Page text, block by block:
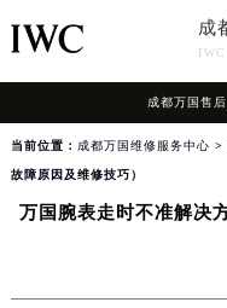
成
成都万国售
当前位置： 成都万国维修服务中心 >
故障原因及维修技巧）
万国腕表走时不准解决